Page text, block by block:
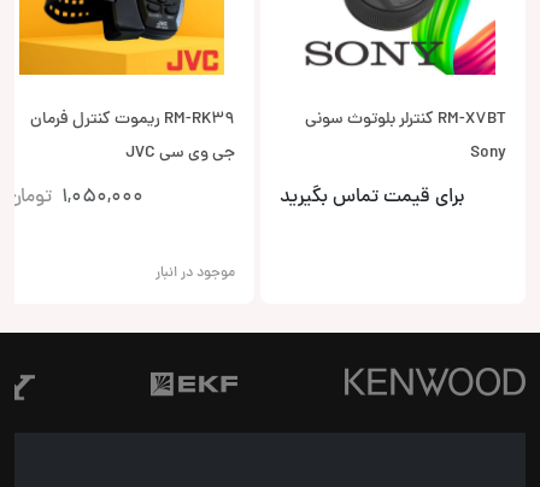
RM-X7BT کنترلر بلوتوث سونی
Sony
برای قیمت تماس بگیرید
RM-RK39 ریموت کنترل فرمان
جی وی سی JVC
1,050,000 تومان
موجود در انبار